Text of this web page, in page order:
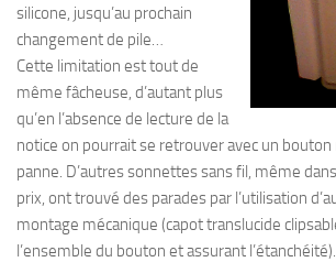
silicone, jusqu’au prochain
changement de pile…
Cette limitation est tout de
même fâcheuse, d’autant plus
qu’en l’absence de lecture de la
notice on pourrait se retrouver avec un
panne. D’autres sonnettes sans fil, même
prix, ont trouvé des parades par l’utilisation
montage mécanique (capot translucide
l’ensemble du bouton et assurant l’étanchéité).